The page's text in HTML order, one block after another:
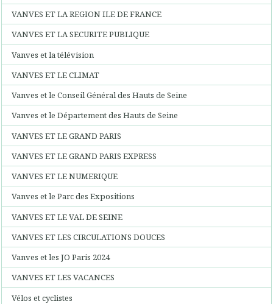
VANVES ET LA REGION ILE DE FRANCE
VANVES ET LA SECURITE PUBLIQUE
Vanves et la télévision
VANVES ET LE CLIMAT
Vanves et le Conseil Général des Hauts de Seine
Vanves et le Département des Hauts de Seine
VANVES ET LE GRAND PARIS
VANVES ET LE GRAND PARIS EXPRESS
VANVES ET LE NUMERIQUE
Vanves et le Parc des Expositions
VANVES ET LE VAL DE SEINE
VANVES ET LES CIRCULATIONS DOUCES
Vanves et les JO Paris 2024
VANVES ET LES VACANCES
Vélos et cyclistes